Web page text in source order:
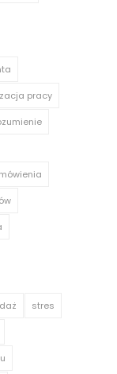
pracy
stres